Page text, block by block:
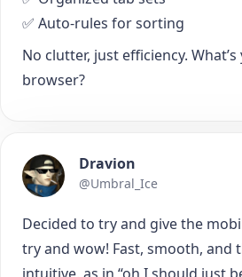
✅ Auto-rules for sorting
No clutter, just efficiency.
browser?
Dravion
@Umbral_Ice
Decided to try and give the
try and wow! Fast, smooth, and